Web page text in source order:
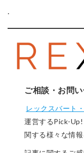
.
ご相談・お問
レックスバート
運営するPick-
関する様々な情